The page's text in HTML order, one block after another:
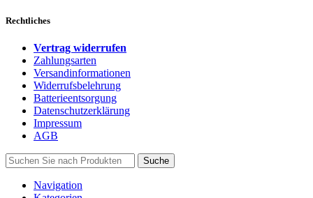
Rechtliches
Vertrag widerrufen
Zahlungsarten
Versandinformationen
Widerrufsbelehrung
Batterieentsorgung
Datenschutzerklärung
Impressum
AGB
Suche
Navigation